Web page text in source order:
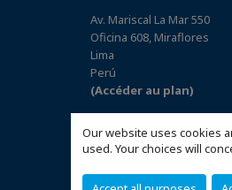
Our website uses cookies
used. Your choices will
Av. Mariscal La Mar 550
Oficina 608, Miraflores
Lima
Perú
(Accéder au plan)